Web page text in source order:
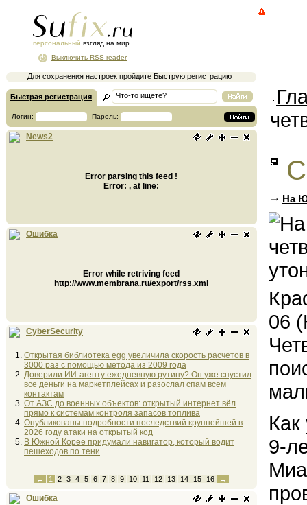
персональный взгляд на мир
Для сохранения настроек пройдите Быструю регистрацию
Выключить RSS-reader
Быстрая регистрация
Логин: Пароль:
News2
Error parsing this feed !
Error: , at line:
Ошибка
Error while retriving feed
http://www.membrana.ru/export/rss.xml
CyberSecurity
Открытая библиотека egg увеличила скорость расчетов в
3000 раз с помощью метода из 2009 года
Доверили ИИ-агенту ежедневную рутину? Он уже спустил
все деньги на маркетплейсах и разослал спам всем
контактам
От АЗС до военных объектов: открытый интернет вёл
прямо к системам контроля запасов топлива
Опубликованы подробности последствий крупнейшей в
2026 году атаки на открытый код
В Южной Корее придумали навигатор, который водит
пешеходов по тени
← 1 2 3 4 5 6 7 8 9 10 11 12 13 14 15 16 →
Ошибка
На
06
9-